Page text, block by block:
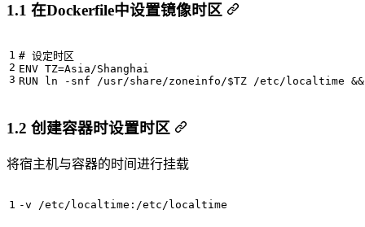
1.1 在Dockerfile中设置镜像时区
# 设定时区
ENV TZ=
RUN ln -snf /usr/share/zoneinfo/$TZ /etc/localtime &&
1.2 创建容器时设置时区
将宿主机与容器的时间进行挂载
-v /etc/localtime:/etc/localtime